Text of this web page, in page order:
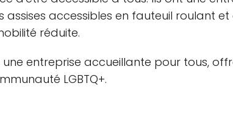
assises accessibles en fauteuil roulant
réduite.
entreprise accueillante pour tous,
LGBTQ+.